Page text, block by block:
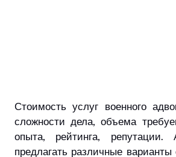
Стоимость услуг военного
сложности дела, объема
опыта, рейтинга, репутации.
предлагать различные